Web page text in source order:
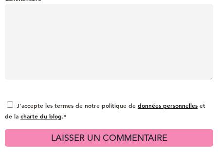
J'accepte les termes de notre politique de données personnelles et
de la charte du blog.*